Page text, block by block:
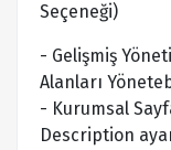
Seçeneği)
- Gelişmiş
Alanları
- Kurumsal
Description